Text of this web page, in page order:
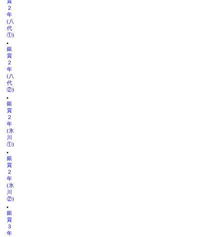
賞
２
年
(八
代
①)
銀
賞
２
年
(八
代
②)
銀
賞
２
年
(氷
川
①)
銀
賞
２
年
(氷
川
②)
銀
賞
３
年